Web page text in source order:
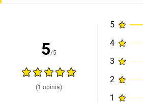
5/5
(1 opinia)
5
4
3
2
1